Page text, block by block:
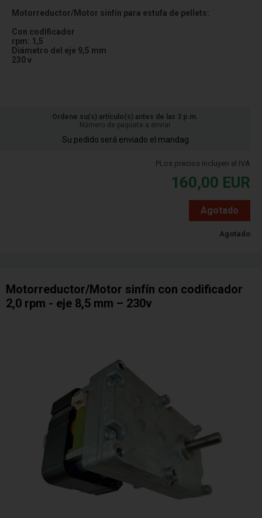
Motorreductor/Motor sinfín para estufa de pellets:
Con codificador
rpm: 1,5
Diámetro del eje 9,5 mm
230 v
Ordene su(s) artículo(s) antes de las 3 p.m.
Número de paquete a enviar
Su pedido será enviado el mandag
PLos precios incluyen el IVA
160,00 EUR
Agotado
Agotado
Motorreductor/Motor sinfín con codificador
2,0 rpm - eje 8,5 mm – 230v